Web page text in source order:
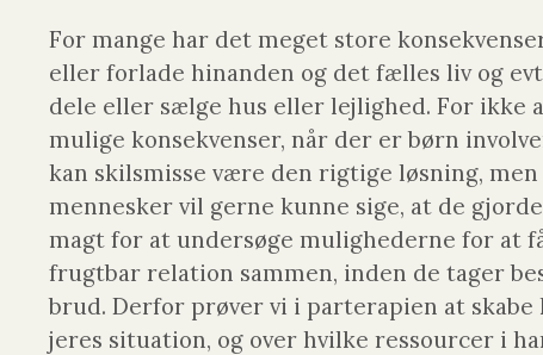
For mange har det meget store
eller forlade hinanden og det fælles liv og
dele eller sælge hus eller lejlighed. For ikke
mulige konsekvenser, når der er børn
kan skilsmisse være den rigtige løsning, men
mennesker vil gerne kunne sige, at de
magt for at undersøge mulighederne for at
frugtbar relation sammen, inden de tager
brud. Derfor prøver vi i parterapien at skabe
jeres situation, og over hvilke ressourcer i